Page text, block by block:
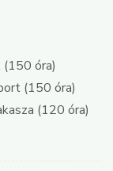
(150 óra)
(150 óra)
(120 óra)